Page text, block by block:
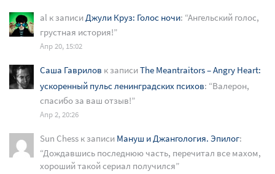
al к записиДжули Круз: Голос ночи: “Ангельский голос,
грустная история!”
Апр 20, 15:02
Саша Гаврилов к записиThe Meantraitors – Angry Heart:
ускоренный пульс ленинградских психов: “Валерон,
спасибо за ваш отзыв!”
Апр 2, 20:26
Sun Chess к записи Мануш и Джангология. Эпилог:
“Дождавшись последнюю часть, перечитал все махом,
хороший такой сериал получился”